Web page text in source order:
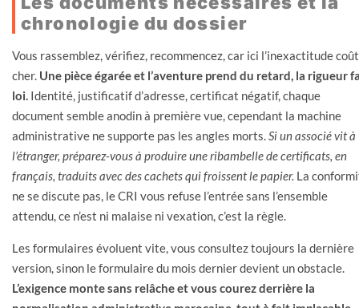
chronologie du dossier
Vous rassemblez, vérifiez, recommencez, car ici l’inexactitude
cher. Une pièce égarée et l’aventure prend du retard, la rigueur
loi. Identité, justificatif d’adresse, certificat négatif, chaque
document semble anodin à première vue, cependant la machine
administrative ne supporte pas les angles morts.Si un associé vit à
l’étranger, préparez-vous à produire une ribambelle de certificats, en
français, traduits avec des cachets qui froissent le papier. La
ne se discute pas, le CRI vous refuse l’entrée sans l’ensemble
attendu, ce n’est ni malaise ni vexation, c’est la règle.
Les formulaires évoluent vite, vous consultez toujours la dernière
version, sinon le formulaire du mois dernier devient un obstacle.
L’exigence monte sans relâche et vous courez derrière la